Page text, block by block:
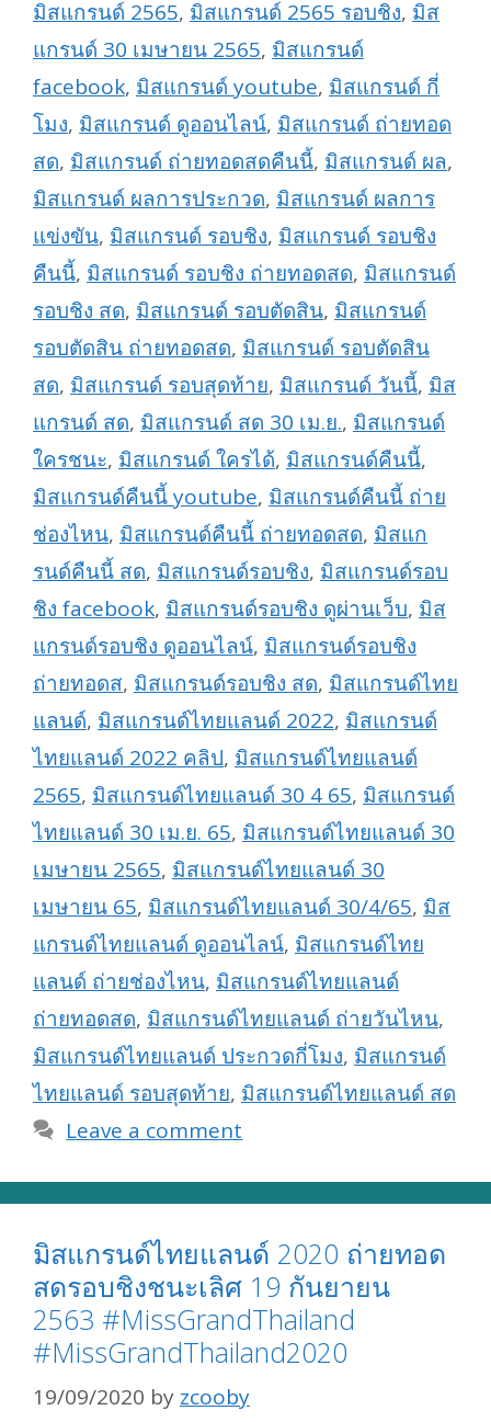
มิสแกรนด์ 2565, มิสแกรนด์ 2565 รอบชิง, มิส
แกรนด์ 30 เมษายน 2565, มิสแกรนด์
facebook, มิสแกรนด์ youtube, มิสแกรนด์ กี่
โมง, มิสแกรนด์ ดูออนไลน์, มิสแกรนด์ ถ่ายทอด
สด, มิสแกรนด์ ถ่ายทอดสดคืนนี้, มิสแกรนด์ ผล,
มิสแกรนด์ ผลการประกวด, มิสแกรนด์ ผลการ
แข่งขัน, มิสแกรนด์ รอบชิง, มิสแกรนด์ รอบชิง
คืนนี้, มิสแกรนด์ รอบชิง ถ่ายทอดสด, มิสแกรนด์
รอบชิง สด, มิสแกรนด์ รอบตัดสิน, มิสแกรนด์
รอบตัดสิน ถ่ายทอดสด, มิสแกรนด์ รอบตัดสิน
สด, มิสแกรนด์ รอบสุดท้าย, มิสแกรนด์ วันนี้, มิส
แกรนด์ สด, มิสแกรนด์ สด 30 เม.ย., มิสแกรนด์
ใครชนะ, มิสแกรนด์ ใครได้, มิสแกรนด์คืนนี้,
มิสแกรนด์คืนนี้ youtube, มิสแกรนด์คืนนี้ ถ่าย
ช่องไหน, มิสแกรนด์คืนนี้ ถ่ายทอดสด, มิสแก
รนด์คืนนี้ สด, มิสแกรนด์รอบชิง, มิสแกรนด์รอบ
ชิง facebook, มิสแกรนด์รอบชิง ดูผ่านเว็บ, มิส
แกรนด์รอบชิง ดูออนไลน์, มิสแกรนด์รอบชิง
ถ่ายทอดส, มิสแกรนด์รอบชิง สด, มิสแกรนด์ไทย
แลนด์, มิสแกรนด์ไทยแลนด์ 2022, มิสแกรนด์
ไทยแลนด์ 2022 คลิป, มิสแกรนด์ไทยแลนด์
2565, มิสแกรนด์ไทยแลนด์ 30 4 65, มิสแกรนด์
ไทยแลนด์ 30 เม.ย. 65, มิสแกรนด์ไทยแลนด์ 30
เมษายน 2565, มิสแกรนด์ไทยแลนด์ 30
เมษายน 65, มิสแกรนด์ไทยแลนด์ 30/4/65, มิส
แกรนด์ไทยแลนด์ ดูออนไลน์, มิสแกรนด์ไทย
แลนด์ ถ่ายช่องไหน, มิสแกรนด์ไทยแลนด์
ถ่ายทอดสด, มิสแกรนด์ไทยแลนด์ ถ่ายวันไหน,
มิสแกรนด์ไทยแลนด์ ประกวดกี่โมง, มิสแกรนด์
ไทยแลนด์ รอบสุดท้าย, มิสแกรนด์ไทยแลนด์ สด
Leave a comment
มิสแกรนด์ไทยแลนด์ 2020 ถ่ายทอด
สดรอบชิงชนะเลิศ 19 กันยายน
2563 #MissGrandThailand
#MissGrandThailand2020
19/09/2020 by zcooby